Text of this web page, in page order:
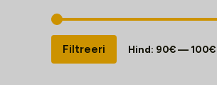
Minimaalne
hind
Maksimaalne
hind
Filtreeri Hind: 90€— 100€